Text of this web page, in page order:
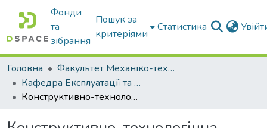
Фонди
та
зібрання
Пошук за
критеріями
Статистика
Головна
Факультет Механіко-технологічний
Кафедра Експлуатації та технічного сервісу машин
Конструктивно-технологічна схема гичкозбирального агрегату з використанням орно-просапного трактора